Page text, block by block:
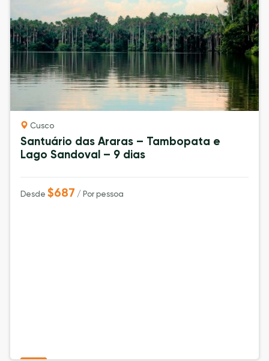
Cusco
Santuário das Araras – Tambopata e
Lago Sandoval – 9 dias
Desde $687 / Por pessoa